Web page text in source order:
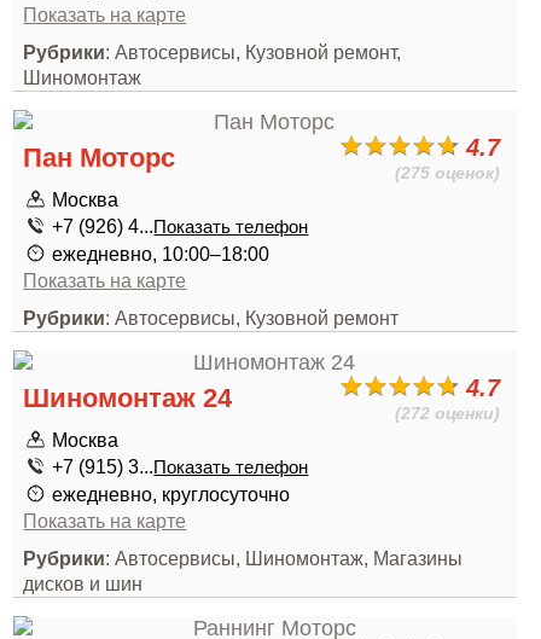
Показать на карте
Рубрики: Автосервисы, Кузовной ремонт,
Шиномонтаж
4.7
(275 оценок)
Пан Моторс
Москва
+7 (926) 4...Показать телефон
ежедневно, 10:00–18:00
Показать на карте
Рубрики: Автосервисы, Кузовной ремонт
4.7
(272 оценки)
Шиномонтаж 24
Москва
+7 (915) 3...Показать телефон
ежедневно, круглосуточно
Показать на карте
Рубрики: Автосервисы, Шиномонтаж, Магазины
дисков и шин